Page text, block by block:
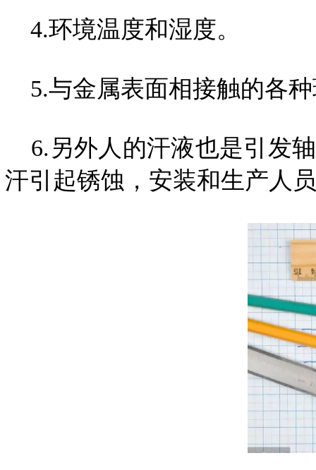
4.环境温度和湿度。
5.与金属表面相接触的各
6.另外人的汗液也是引发
汗引起锈蚀，安装和生产人